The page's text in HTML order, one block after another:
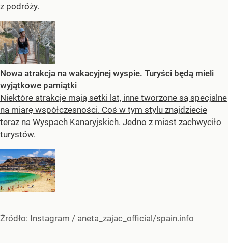
z podróży.
Nowa atrakcja na wakacyjnej wyspie. Turyści będą mieli
wyjątkowe pamiątki
Niektóre atrakcje mają setki lat, inne tworzone są specjalne
na miarę współczesności. Coś w tym stylu znajdziecie
teraz na Wyspach Kanaryjskich. Jedno z miast zachwyciło
turystów.
Źródło: Instagram / aneta_zajac_official/spain.info